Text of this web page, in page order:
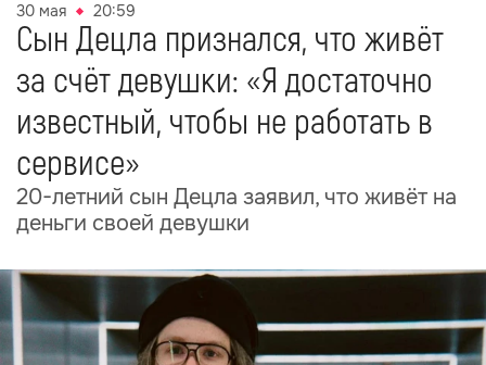
30 мая 20:59
Сын Децла признался, что живёт
за счёт девушки: «Я достаточно
известный, чтобы не работать в
сервисе»
20-летний сын Децла заявил, что живёт на
деньги своей девушки